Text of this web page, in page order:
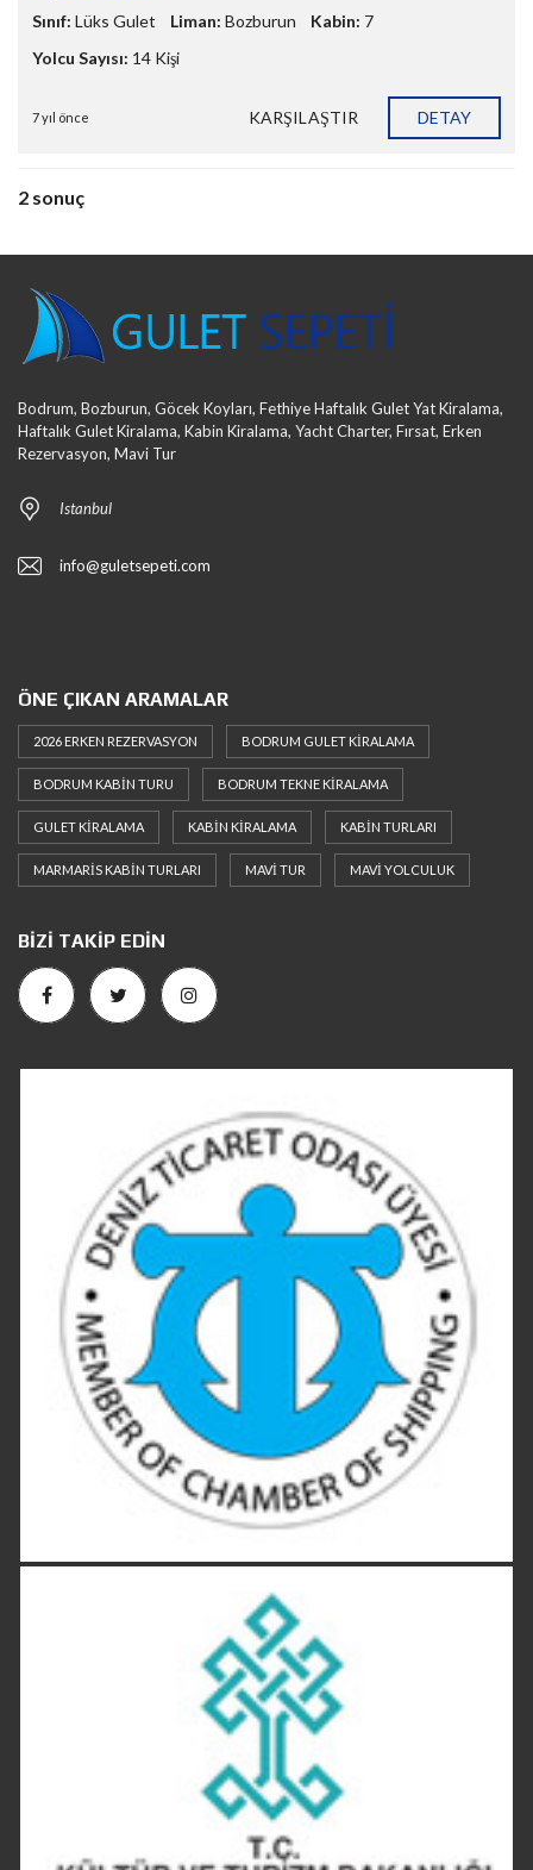
Sınıf: Lüks Gulet Liman: Bozburun Kabin: 7
Yolcu Sayısı: 14 Kişi
7 yıl önce KARŞILAŞTIR DETAY
2 sonuç
Bodrum, Bozburun, Göcek Koyları, Fethiye Haftalık Gulet Yat Kiralama,
Haftalık Gulet Kiralama, Kabin Kiralama, Yacht Charter, Fırsat, Erken
Rezervasyon, Mavi Tur
Istanbul
info@guletsepeti.com
ÖNE ÇIKAN ARAMALAR
2026 ERKEN REZERVASYON BODRUM GULET KIRALAMA
BODRUM KABIN TURU BODRUM TEKNE KIRALAMA
GULET KIRALAMA KABIN KIRALAMA KABIN TURLARI
MARMARIS KABIN TURLARI MAVI TUR MAVI YOLCULUK
BIZI TAKIP EDIN